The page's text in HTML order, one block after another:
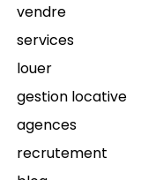
vendre
services
louer
gestion locative
agences
recrutement